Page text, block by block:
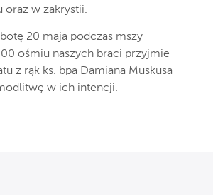
oraz w zakrystii.
20 maja podczas mszy
ośmiu naszych braci przyjmie
z rąk ks. bpa Damiana Muskusa
w ich intencji.